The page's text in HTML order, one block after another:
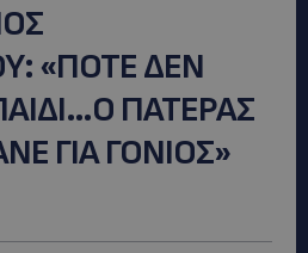
«ΠΟΤΕ ΔΕΝ
ΠΑΤΕΡΑΣ
ΓΙΑ ΓΟΝΙΟΣ»